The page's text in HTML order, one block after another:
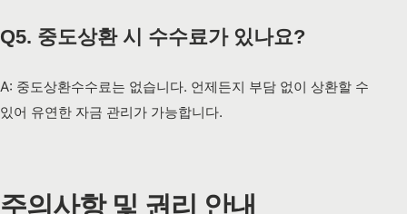
Q5. 중도상환 시 수수료가 있나요?
A: 중도상환수수료는 없습니다. 언제든지 부담 없이 상환할 수
있어 유연한 자금 관리가 가능합니다.
주의사항 및 권리 안내